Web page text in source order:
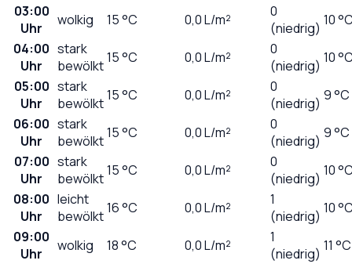
03:00
Uhr
wolkig 15°C 0,0L/m²
0
(niedrig) 10
04:00
Uhr
stark
bewölkt15°C 0,0L/m²
0
(niedrig) 10
05:00
Uhr
stark
bewölkt15°C 0,0L/m²
0
(niedrig) 9 °C
06:00
Uhr
stark
bewölkt15°C 0,0L/m²
0
(niedrig) 9 °C
07:00
Uhr
stark
bewölkt15°C 0,0L/m²
0
(niedrig) 10
08:00
Uhr
leicht
bewölkt16°C 0,0L/m²
1
(niedrig) 10
09:00
Uhr
wolkig 18°C 0,0L/m²
1
(niedrig) 11 °C